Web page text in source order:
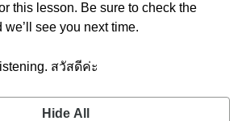
this lesson. Be sure to check the
we’ll see you next time.
สวัสดีค่ะ
Hide All